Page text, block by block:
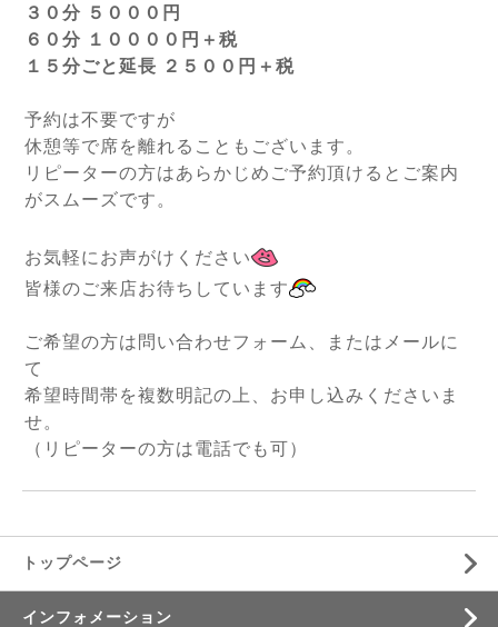
３０分 ５０００円
６０分 １００００円＋税
１５分ごと延長 ２５００円＋税
予約は不要ですが
休憩等で席を離れることもございます。
リピーターの方はあらかじめご予約頂けるとご案内
がスムーズです。
お気軽にお声がけください
皆様のご来店お待ちしています
ご希望の方は問い合わせフォーム、またはメールに
て
希望時間帯を複数明記の上、お申し込みくださいま
せ。
（リピーターの方は電話でも可）
トップページ
インフォメーション